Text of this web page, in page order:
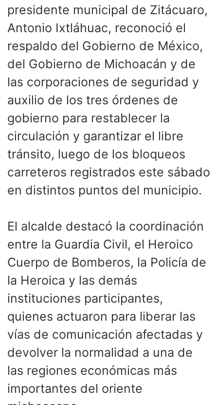
presidente municipal de Zitácuaro,
Antonio Ixtláhuac, reconoció el
respaldo del Gobierno de México,
del Gobierno de Michoacán y de
las corporaciones de seguridad y
auxilio de los tres órdenes de
gobierno para restablecer la
circulación y garantizar el libre
tránsito, luego de los bloqueos
carreteros registrados este sábado
en distintos puntos del municipio.
El alcalde destacó la coordinación
entre la Guardia Civil, el Heroico
Cuerpo de Bomberos, la Policía de
la Heroica y las demás
instituciones participantes,
quienes actuaron para liberar las
vías de comunicación afectadas y
devolver la normalidad a una de
las regiones económicas más
importantes del oriente